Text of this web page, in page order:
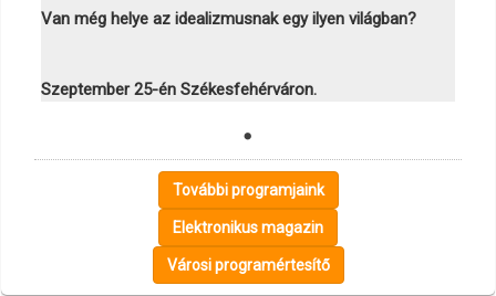
Van még helye az idealizmusnak egy ilyen világban?
Szeptember 25-én Székesfehérváron.
További programjaink
Elektronikus magazin
Városi programértesítő